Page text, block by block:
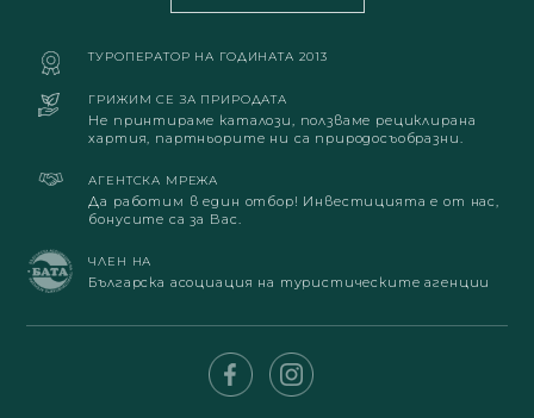
ТУРОПЕРАТОР НА ГОДИНАТА 2013
ГРИЖИМ СЕ ЗА ПРИРОДАТА
Не принтираме каталози, ползваме рециклирана
хартия, партньорите ни са природосъобразни.
АГЕНТСКА МРЕЖА
Да работим в един отбор! Инвестицията е от нас,
бонусите са за Вас.
ЧЛЕН НА
Българска асоциация на туристическите агенции